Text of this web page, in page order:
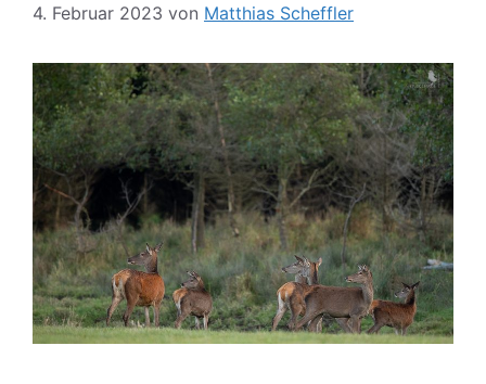
4. Februar 2023 von Matthias Scheffler